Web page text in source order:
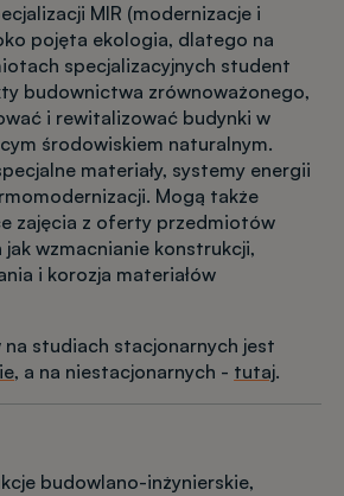
MIR (modernizacje i
pojęta ekologia, dlatego na
specjalizacyjnych student
budownictwa zrównoważonego,
i rewitalizować budynki w
środowiskiem naturalnym.
materiały, systemy energii
Mogą także
zajęcia z oferty przedmiotów
wzmacnianie konstrukcji,
i korozja materiałów
studiach stacjonarnych jest
, a na niestacjonarnych - tutaj.
budowlano-inżynierskie,